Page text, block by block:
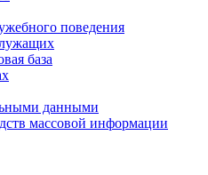
поведения
база
данными
массовой информации